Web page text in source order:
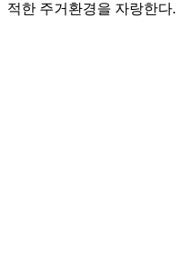
적한 주거환경을 자랑한다.